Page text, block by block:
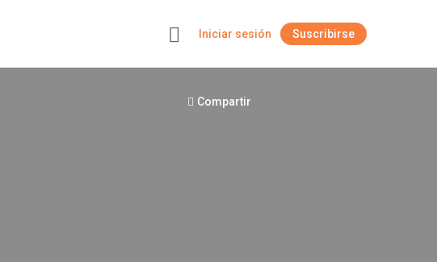
Iniciar sesión Suscribirse
Compartir